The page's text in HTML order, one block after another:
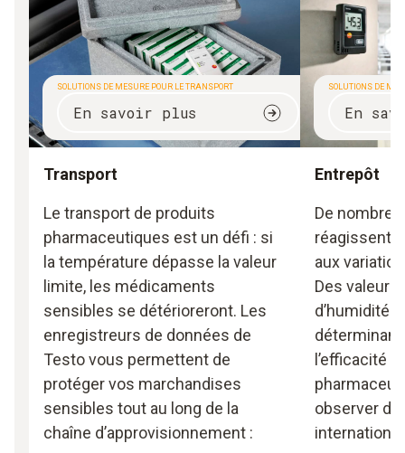
SOLUTIONS DE MESURE POUR LE TRANSPORT
En savoir plus
Transport
Le transport de produits
pharmaceutiques est un défi : si
la température dépasse la valeur
limite, les médicaments
sensibles se détérioreront. Les
enregistreurs de données de
Testo vous permettent de
protéger vos marchandises
sensibles tout au long de la
chaîne d’approvisionnement :
SOLUTIONS DE
En
Entrepôt
De
réagissent
aux
Des
d’humidité
l’efficacité
observer